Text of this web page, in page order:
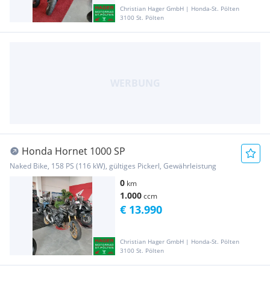
Christian Hager GmbH | Honda-St. Pölten
3100 St. Pölten
Honda Hornet 1000 SP
Naked Bike, 158 PS (116 kW), gültiges Pickerl, Gewährleistung
0 km
1.000ccm
Christian Hager GmbH | Honda-St. Pölten
3100 St. Pölten
€ 13.990